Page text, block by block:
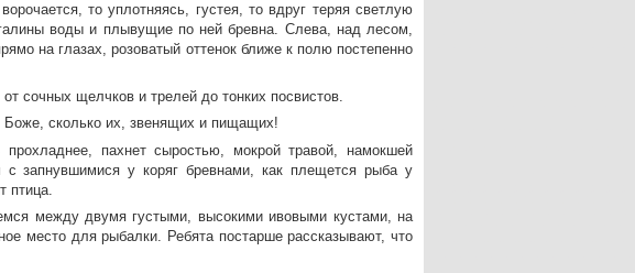
то уплотняясь, густея, то вдруг теряя светлую
воды и плывущие по ней бревна. Слева, над лесом,
на глазах, розоватый оттенок ближе к полю постепенно
щелчков и трелей до тонких посвистов.
Боже, сколько их, звенящих и пищащих!
пахнет сыростью, мокрой травой, намокшей
запнувшимися у коряг бревнами, как плещется рыба у
птица.
между двумя густыми, высокими ивовыми кустами, на
место для рыбалки. Ребята постарше рассказывают, что